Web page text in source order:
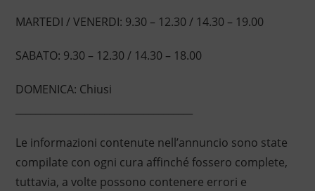
MARTEDI / VENERDI: 9.30 – 12.30 / 14.30 – 19.00
SABATO: 9.30 – 12.30 / 14.30 – 18.00
DOMENICA: Chiusi
Le informazioni contenute nell’annuncio sono state
compilate con ogni cura affinché fossero complete,
tuttavia, a volte possono contenere errori e